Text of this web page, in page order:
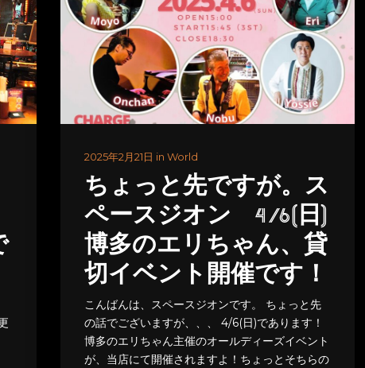
2025年2月21日 in World
ちょっと先ですが。ス
ペースジオン 4/6(日)
博多のエリちゃん、貸
切イベント開催です！
こんばんは、スペースジオンです。 ちょっと先
の話でございますが、、、 4/6(日)であります！
博多のエリちゃん主催のオールディーズイベント
が、当店にて開催されますよ！ちょっとそちらの